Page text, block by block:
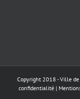
Copyright 2018 - Ville de
confidentialité |